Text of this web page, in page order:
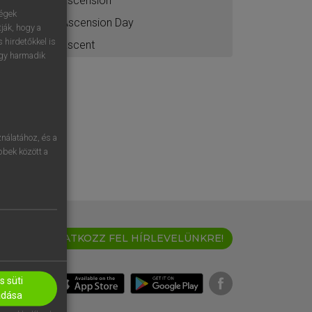
Ascension Day
ascent
IRATKOZZ FEL HÍRLEVELÜNKRE!
hogy a
hirdetőkkel is
harmadik
és a
között a
süti